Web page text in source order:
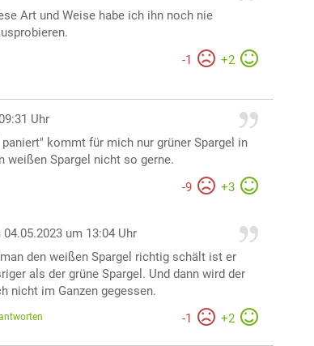
Art und Weise habe ich ihn noch nie
-1 +2
Uhr
paniert" kommt für mich nur grüner Spargel in
weißen Spargel nicht so gerne.
-9 +3
04.05.2023 um 13:04 Uhr
den weißen Spargel richtig schält ist er
als der grüne Spargel. Und dann wird der
nicht im Ganzen gegessen.
-1 +2